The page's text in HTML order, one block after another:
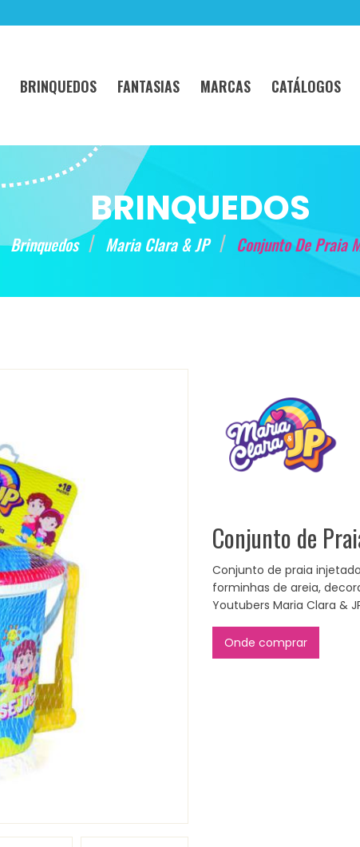
BRINQUEDOS FANTASIAS MARCAS CATÁLOGOS
BRINQUEDOS
Brinquedos Maria Clara & JP Conjunto De Praia
Conjunto de
Conjunto de praia
forminhas de areia,
Youtubers Maria Clara &
Onde comprar